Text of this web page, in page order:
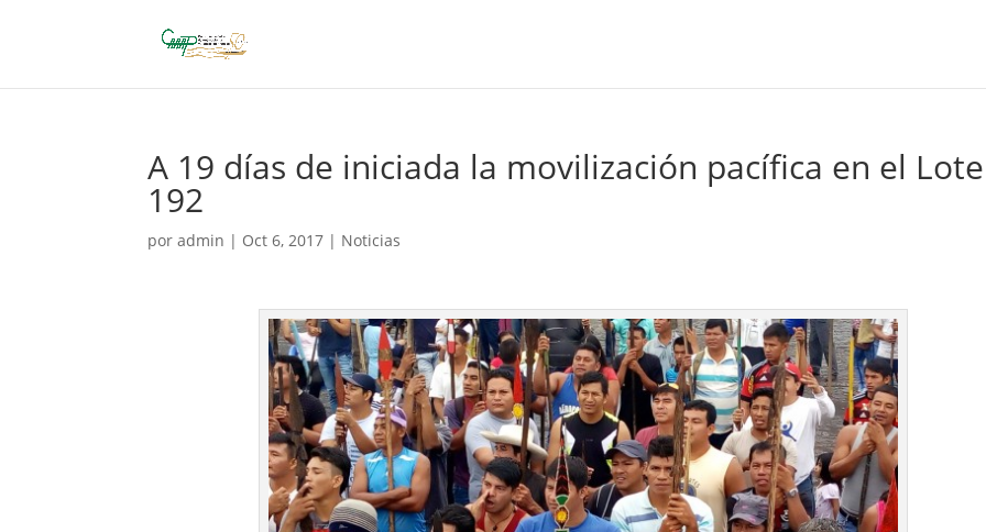
A 19 días de iniciada la movilización pacífica en el Lote
192
poradmin | Oct 6, 2017 | Noticias